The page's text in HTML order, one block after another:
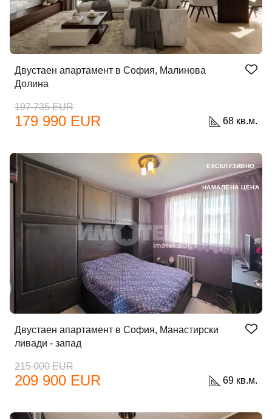
Двустаен апартамент в София, Малинова
Долина
197 735 EUR
179 990 EUR 68 кв.м.
Двустаен апартамент в София, Манастирски
ливади - запад
215 000 EUR
209 900 EUR 69 кв.м.
ЕКСКЛУЗИВНО
НАМАЛЕНА ЦЕНА